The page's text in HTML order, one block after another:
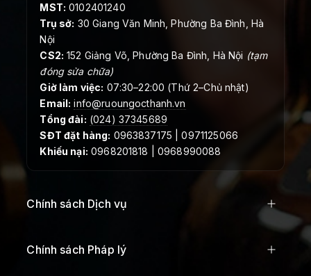
MST: 0102401240
Trụ sở: 30 Giang Văn Minh, Phường Ba Đình, Hà
Nội
CS2: 152 Giảng Võ, Phường Ba Đình, Hà Nội (tạm
đóng sửa chữa)
Giờ làm việc: 07:30–22:00 (Thứ 2–Chủ nhật)
Email: info@ruoungocthanh.vn
Tổng đài: (024) 37345689
SĐT đặt hàng: 0963837175 | 0971125066
Khiếu nại: 0968201818 | 0968990088
Chính sách Dịch vụ
Chính sách Pháp lý